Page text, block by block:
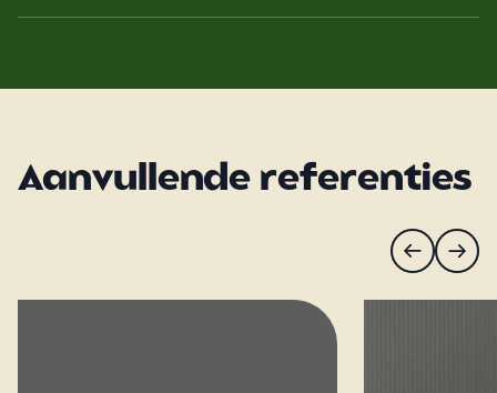
Aanvullende referenties